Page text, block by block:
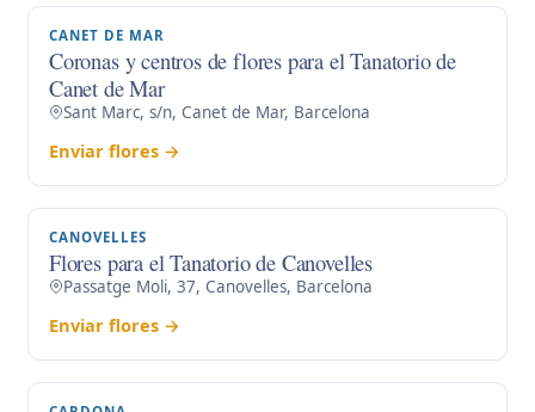
CANET DE MAR
Coronas y centros de flores para el Tanatorio de
Canet de Mar
Sant Marc, s/n, Canet de Mar, Barcelona
Enviar flores →
CANOVELLES
Flores para el Tanatorio de Canovelles
Passatge Moli, 37, Canovelles, Barcelona
Enviar flores →